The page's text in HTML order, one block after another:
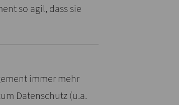
so agil, dass sie
immer mehr
Datenschutz (u.a.